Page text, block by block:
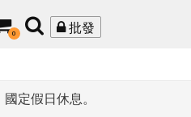
0 批發
定假日休息。